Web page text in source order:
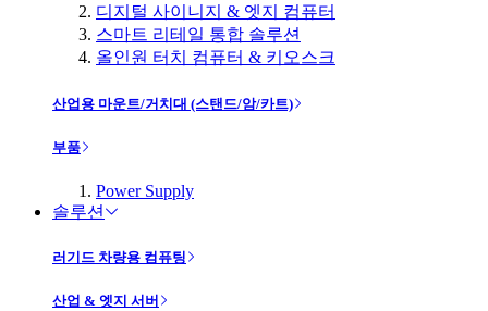
디지털 사이니지 & 엣지 컴퓨터
스마트 리테일 통합 솔루션
올인원 터치 컴퓨터 & 키오스크
산업용 마운트/거치대 (스탠드/암/카트)
부품
Power Supply
솔루션
러기드 차량용 컴퓨팅
산업 & 엣지 서버